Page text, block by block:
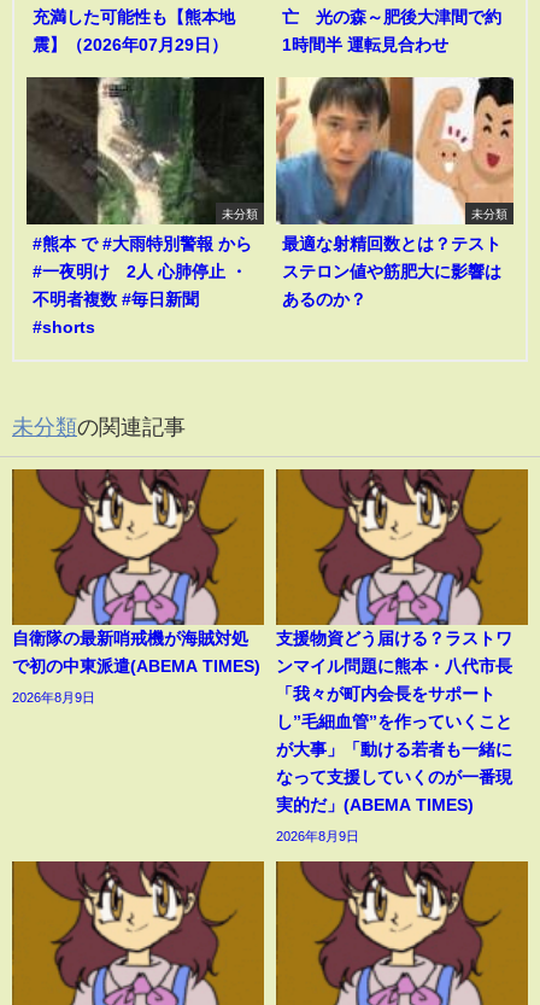
充満した可能性も【熊本地
震】（2026年07月29日）
亡 光の森～肥後大津間で約
1時間半 運転見合わせ
未分類
#熊本 で #大雨特別警報 から
#一夜明け 2人 心肺停止 ・
不明者複数 #毎日新聞
#shorts
未分類
最適な射精回数とは？テスト
ステロン値や筋肥大に影響は
あるのか？
未分類の関連記事
自衛隊の最新哨戒機が海賊対処
で初の中東派遣(ABEMA TIMES)
2026年8月9日
支援物資どう届ける？ラストワ
ンマイル問題に熊本・八代市長
「我々が町内会長をサポート
し”毛細血管”を作っていくこと
が大事」「動ける若者も一緒に
なって支援していくのが一番現
実的だ」(ABEMA TIMES)
2026年8月9日